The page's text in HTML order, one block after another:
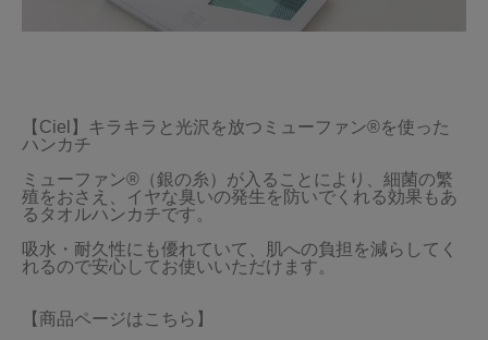
【Ciel】キラキラと光沢を放つミューファン®を使った
ハンカチ
ミューファン®（銀の糸）が入ることにより、細菌の繁
殖をおさえ、イヤな臭いの発生を防いでくれる効果もあ
るタオルハンカチです。
吸水・耐久性にも優れていて、肌への負担を減らしてく
【商品ページはこちら】